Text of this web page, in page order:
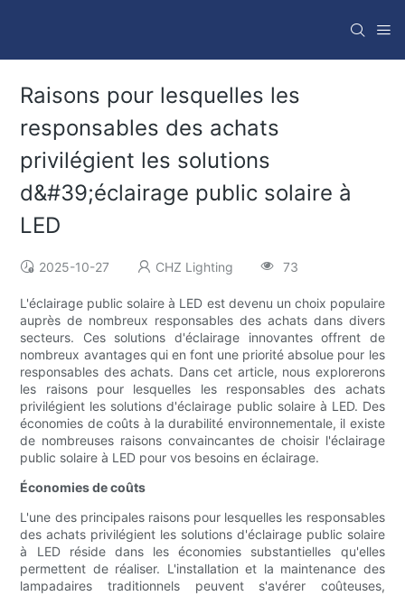
Raisons pour lesquelles les
responsables des achats
privilégient les solutions
d&#39;éclairage public solaire à
LED
2025-10-27 CHZ Lighting 73
L'éclairage public solaire à LED est devenu un choix populaire
auprès de nombreux responsables des achats dans divers
secteurs. Ces solutions d'éclairage innovantes offrent de
nombreux avantages qui en font une priorité absolue pour les
responsables des achats. Dans cet article, nous explorerons
les raisons pour lesquelles les responsables des achats
privilégient les solutions d'éclairage public solaire à LED. Des
économies de coûts à la durabilité environnementale, il existe
de nombreuses raisons convaincantes de choisir l'éclairage
public solaire à LED pour vos besoins en éclairage.
Économies de coûts
L'une des principales raisons pour lesquelles les responsables
des achats privilégient les solutions d'éclairage public solaire
à LED réside dans les économies substantielles qu'elles
permettent de réaliser. L'installation et la maintenance des
lampadaires traditionnels peuvent s'avérer coûteuses,